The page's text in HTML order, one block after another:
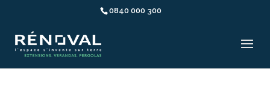
0840 000 300